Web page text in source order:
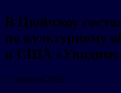
В Цюйчжоу
по культурному
и США
22 апреля 2025